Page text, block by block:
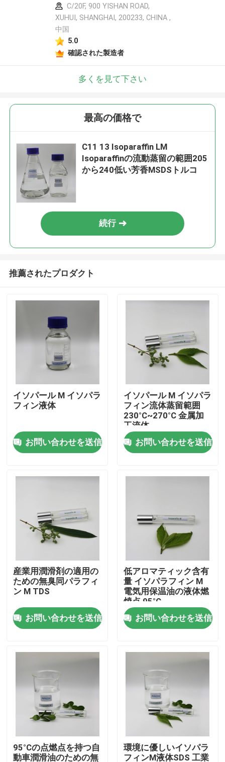
ビデオ
私達について
工場旅行
品質管理
ニュース
場合
Isoparaffinの液体
C/20F, 900 YISHAN ROAD,
XUHUI, SHANGHAI, 200233, CHINA ,
中国
5.0
確認された製造者
多くを見て下さい
最高の価格で
C11 13 Isoparaffin LM
Isoparaffinの流動蒸留の範囲205
から240低い芳香MSDSトルコ
続行
推薦されたプロダクト
イソパール M イソパラ
フィン液体
お問い合わせを送信
イソパール M イソパラ
フィン流体蒸留範囲
230°C~270°C 金属加
工流体
お問い合わせを送信
産業用潤滑剤の適用の
ための無臭同パラフィ
ン M TDS
お問い合わせを送信
低アロマティック含有
量 イソパラフィン M
電気用保温油の液体燃
焼点 95°C
お問い合わせを送信
95°Cの点燃点を持つ自
動車潤滑油のための無
環境に優しいイソパラ
フィンM液体SDS 工業